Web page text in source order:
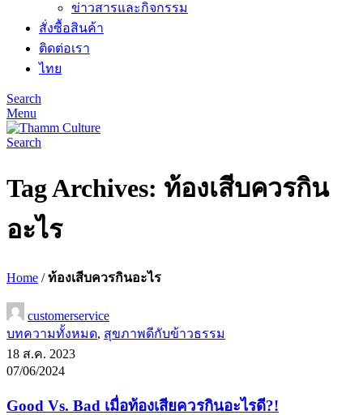
ข่าวสารและกิจกรรม
สั่งซื้อสินค้า
ติดต่อเรา
ไทย
Search
Menu
Search
Tag Archives: ท้องเสีบควรกิน
อะไร
Home /ท้องเสีบควรกินอะไร
customerservice
บทความทั้งหมด, สุขภาพดีกับข้าวธรรม
18 ส.ค. 2023
07/06/2024
Good Vs. Bad เมื่อท้องเสียควรกินอะไรดี?!